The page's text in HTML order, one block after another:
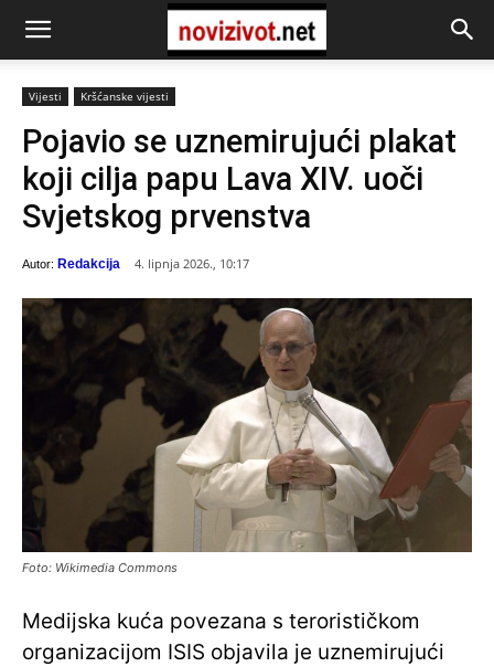
Vijesti Kršćanske vijesti
Pojavio se uznemirujući plakat
koji cilja papu Lava XIV. uoči
Svjetskog prvenstva
Autor: Redakcija 4. lipnja 2026., 10:17
Foto: Wikimedia Commons
Medijska kuća povezana s terorističkom
organizacijom ISIS objavila je uznemirujući